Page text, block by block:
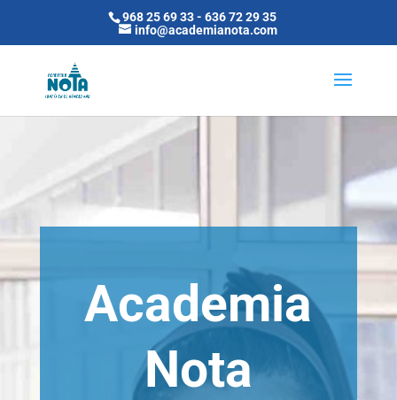
968 25 69 33-636 72 29 35
info@academianota.com
Academia
Nota